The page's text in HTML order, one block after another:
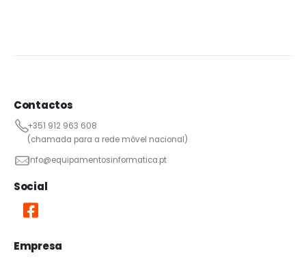
Contactos
+351 912 963 608
(chamada para a rede móvel nacional)
info@equipamentosinformatica.pt
Social
Empresa